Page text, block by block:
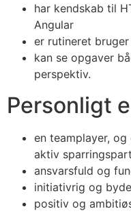
har kendskab til
Angular
er rutineret
kan se opgaver
perspektiv.
Personligt
en teamplayer,
aktiv
ansvarsfuld og
initiativrig og
positiv og